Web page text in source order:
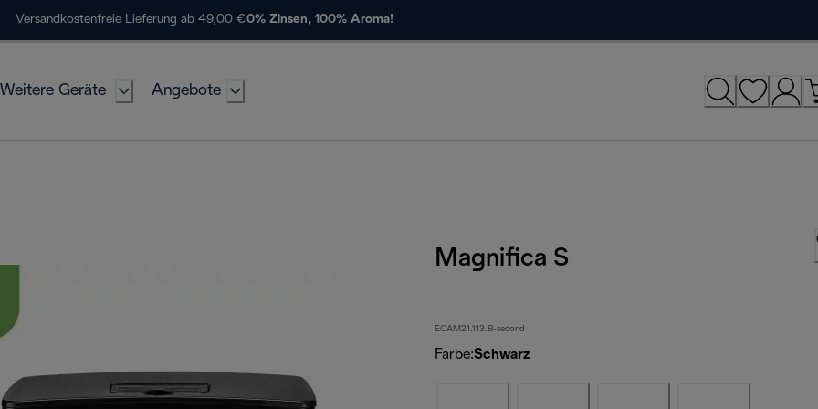
Versandkostenfreie Lieferung ab 49,00 €0% Zinsen, 100% Aroma!
Weitere Geräte Angebote
Magnifica S
ECAM21.113.B-second
Farbe:Schwarz